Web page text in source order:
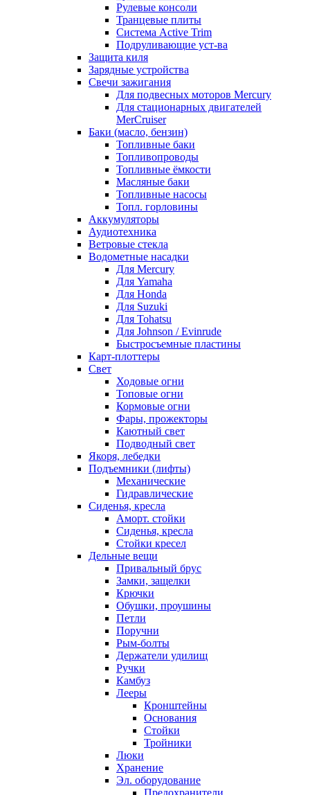
Рулевые консоли
Транцевые плиты
Система Active Trim
Подруливающие уст-ва
Защита киля
Зарядные устройства
Свечи зажигания
Для подвесных моторов Mercury
Для стационарных двигателей
MerCruiser
Баки (масло, бензин)
Топливные баки
Топливопроводы
Топливные ёмкости
Масляные баки
Топливные насосы
Топл. горловины
Аккумуляторы
Аудиотехника
Ветровые стекла
Водометные насадки
Для Mercury
Для Yamaha
Для Honda
Для Suzuki
Для Tohatsu
Для Johnson / Evinrude
Быстросъемные пластины
Карт-плоттеры
Свет
Ходовые огни
Топовые огни
Кормовые огни
Фары, прожекторы
Каютный свет
Подводный свет
Якоря, лебедки
Подъемники (лифты)
Механические
Гидравлические
Сиденья, кресла
Аморт. стойки
Сиденья, кресла
Стойки кресел
Дельные вещи
Привальный брус
Замки, защелки
Крючки
Обушки, проушины
Петли
Поручни
Рым-болты
Держатели удилищ
Ручки
Камбуз
Лееры
Кронштейны
Основания
Стойки
Тройники
Люки
Хранение
Эл. оборудование
Предохранители